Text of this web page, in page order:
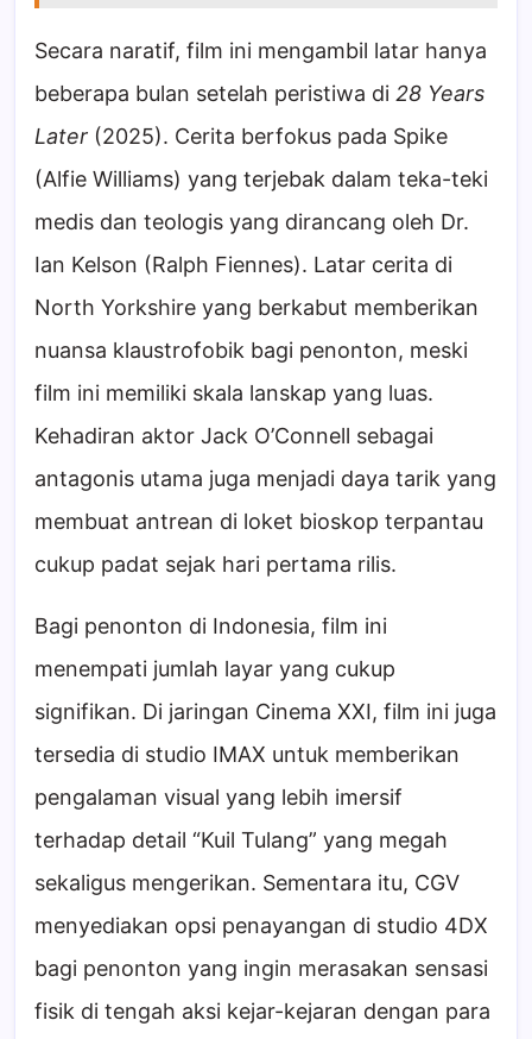
Secara naratif, film ini mengambil latar hanya
beberapa bulan setelah peristiwa di 28 Years
Later (2025). Cerita berfokus pada Spike
(Alfie Williams) yang terjebak dalam teka-teki
medis dan teologis yang dirancang oleh Dr.
Ian Kelson (Ralph Fiennes). Latar cerita di
North Yorkshire yang berkabut memberikan
nuansa klaustrofobik bagi penonton, meski
film ini memiliki skala lanskap yang luas.
Kehadiran aktor Jack O’Connell sebagai
antagonis utama juga menjadi daya tarik yang
membuat antrean di loket bioskop terpantau
cukup padat sejak hari pertama rilis.
Bagi penonton di Indonesia, film ini
menempati jumlah layar yang cukup
signifikan. Di jaringan Cinema XXI, film ini juga
tersedia di studio IMAX untuk memberikan
pengalaman visual yang lebih imersif
terhadap detail “Kuil Tulang” yang megah
sekaligus mengerikan. Sementara itu, CGV
menyediakan opsi penayangan di studio 4DX
bagi penonton yang ingin merasakan sensasi
fisik di tengah aksi kejar-kejaran dengan para